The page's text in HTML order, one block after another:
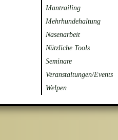
Mantrailing
Mehrhundehaltung
Nasenarbeit
Nützliche Tools
Seminare
Veranstaltungen/Events
Welpen